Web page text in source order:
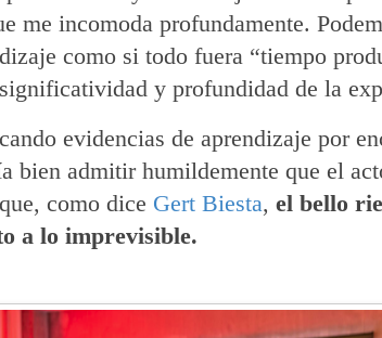
me incomoda profundamente.
como si todo fuera “tiempo
y profundidad de la
evidencias de aprendizaje por
bien admitir humildemente que el
como dice Gert Biesta, el bello
a lo imprevisible.